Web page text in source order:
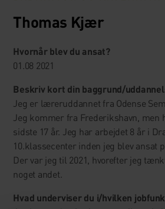
Thomas Kjær
Hvornår blev du ansat?
01.08 2021
Beskriv kort din baggrund/
Jeg er læreruddannet fra Odense
Jeg kommer fra Frederikshavn, men
sidste 17 år. Jeg har arbejdet 8 år i
10.klassecenter inden jeg blev ansat
Der var jeg til 2021, hvorefter jeg
noget andet.
Hvad underviser du i/hvilken